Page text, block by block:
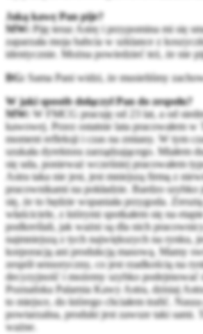
Jaką kawę Pan pije?
MW: Piję teraz Astrę i przypomina mi się
zaparzała moja babcia w szklance z
identycznie. Można powiedzieć też, że nie
BG: Sama Pani widzi, że musieliśmy
W jaki sposób dołączył Pan do zespołu?
MW: W FMCG pracuję od 23 lat, a od
kawowej. Przez ostatnie lata pracowałem w
moment refleksji i czas na zmiany. W tym
szukała dyrektora zarządzającego. Miałem
się uda, ponieważ wcześniej pracowałem
Astra taka nie jest, jest mniejszą firmą z
pracownikami na pokładzie. Bardzo szybko
się, że to będzie wspaniała przygoda.
właściciele, z którymi spotkałem się na
podkreślali, jak ważni są dla nich
najmniejszą z tych największych na rynku,
korporacją ani produkcją masową. Mamy
zespół sensoryczny, co jest rzadkością na
decyzyjność i możemy szybko podejmować
Poznańska Palarnia Kawy Astra, dzisiaj
to miejsce, do którego chciałem trafić.
powtarzalna, produkt jest zawsze taki sami.
ważne.